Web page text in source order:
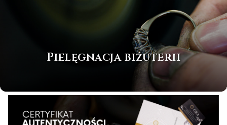
Pielęgnacja biżuterii